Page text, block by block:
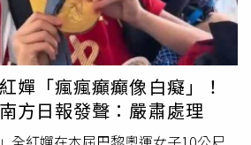
打還會更少。比起韓國，台灣在比賽
更好，而且從最近國際賽的成績來
排名第2，僅次於日本。」文章還提
國家隊表現不佳的原因，歸咎於多
，但這種未能派出最佳陣容的狀況
，所以其實這種說法很難站得住
去韓國曾有多名球員在日本職棒中
嬋「瘋瘋癲癲像白癡」！
方日報發聲：嚴肅處理